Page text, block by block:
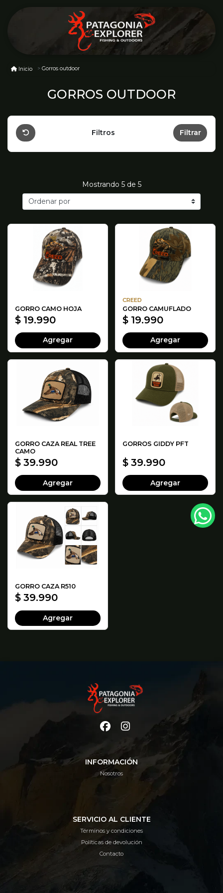
Inicio Gorros outdoor
GORROS OUTDOOR
Filtros Filtrar
Mostrando 5de 5
GORRO CAMO HOJA
$ 19.990
Agregar
CREED
GORRO CAMUFLADO
$ 19.990
Agregar
GORRO CAZA REAL TREE
CAMO
$ 39.990
Agregar
GORROS GIDDY PFT
$ 39.990
Agregar
GORRO CAZA R510
$ 39.990
Agregar
INFORMACIÓN
Nosotros
SERVICIO AL CLIENTE
Términos y condiciones
Políticas de devolución
Contacto